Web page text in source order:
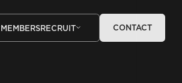
MEMBERSRECRUIT CONTACT